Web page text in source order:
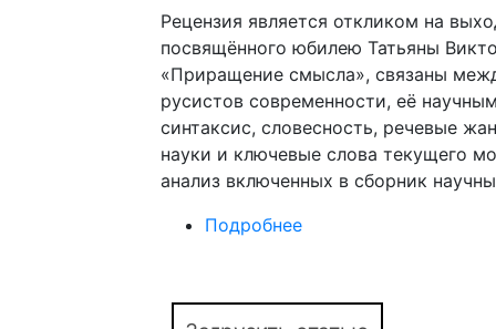
Рецензия является откликом на
посвящённого юбилею Татьяны
«Приращение смысла», связаны
русистов современности, её
синтаксис, словесность, речевые
науки и ключевые слова текущего
анализ включенных в сборник
Подробнее